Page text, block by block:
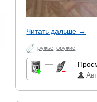
Читать дальше →
ружьё,оружие
—